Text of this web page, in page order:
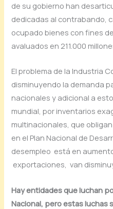
de su gobierno han
dedicadas al contrabando,
ocupado bienes con fines
avaluados en 211.000
El problema de la Industria
disminuyendo la demanda
nacionales y adicional a
mundial, por inventarios
multinacionales, que
en el Plan Nacional de
desempleo está en
exportaciones, van
Hay entidades que luchan
Nacional, pero estas luchas